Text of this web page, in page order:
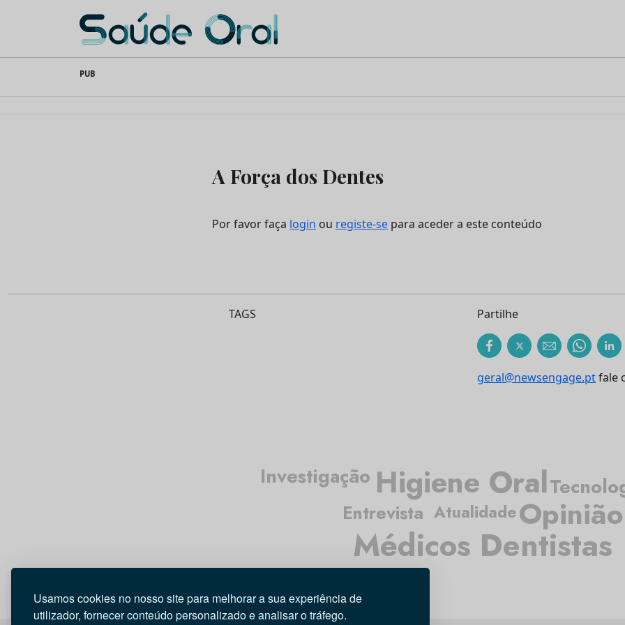
Usamos cookies no nosso site para melhorar a sua experiência de
utilizador, fornecer conteúdo personalizado e analisar o tráfego.
content
Saúde Oral
PUB
A Força dos Dentes
Por favor faça login ou registe-se para aceder a este conteúdo
TAGS Partilhe
geral@newsengage.ptfale
Atualidade
Médicos Dentistas
Higiene Oral
Entrevista Opinião
Investigação